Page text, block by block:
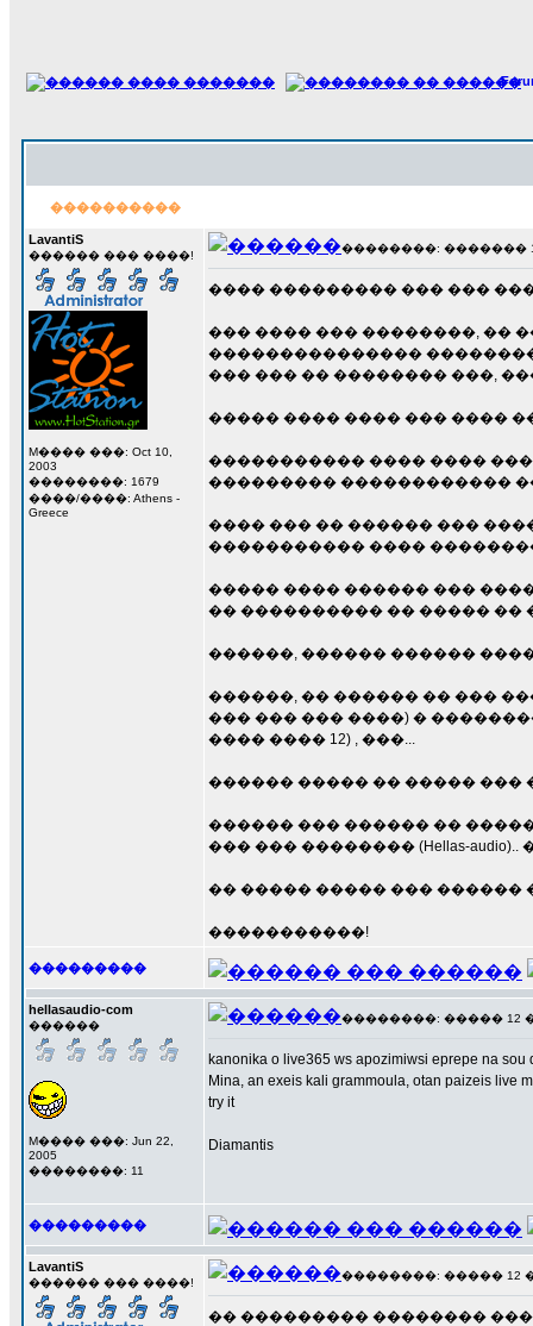
����������
LavantiS
������ ��� ����!
M���� ���: Oct 10,
2003
��������: 1679
����/����: Athens -
Greece
��������: ������� 11
���� ��������� ��� ���
��� ���� ��� ��������, ��
���������������
��� ��� �� �������� ���,
����� ���� ���� ��� ����
����������� ���� ����
��������� ������������
���� ��� �� ������ ���
����������� ����
����� ���� ������ ���
�� ���������� �� ����� ��
������, ������ ������
������, �� ������ �� ���
��� ��� ��� ����) �
���� ���� 12) , ���...
������ ����� �� ����� ���
������ ��� ������ ��
��� ��� �������� (Hellas-
�� ����� ����� ��� ������
�����������!
���������
hellasaudio-com
������
M���� ���: Jun 22,
2005
��������: 11
��������: ����� 12
kanonika o live365 ws apozimiwsi eprepe na
Mina, an exeis kali grammoula, otan paizeis live
try it
Diamantis
���������
LavantiS
������ ��� ����!
��������: ����� 12
�� ��������� �������� ��� ��